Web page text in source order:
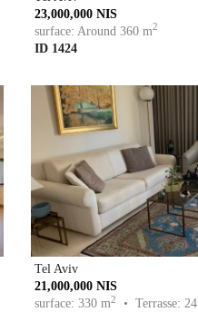
23,000,000 NIS
surface: Around 360 m2
ID 1424
Tel Aviv
21,000,000 NIS
surface: 330 m2
• Terrasse: 24